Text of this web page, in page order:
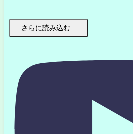
さらに読み込む...